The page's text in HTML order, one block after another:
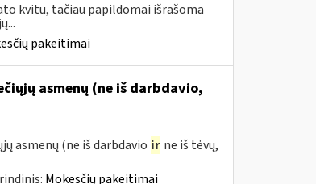
kvitu, tačiau papildomai išrašoma
pakeitimai
asmenų (ne iš darbdavio,
asmenų (ne iš darbdavio ir ne iš tėvų,
Mokesčių pakeitimai